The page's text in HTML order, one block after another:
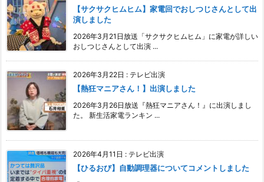
【サクサクヒムヒム】家電回でおしつじさんとして出
演しました
2026年3月21日放送「サクサクヒムヒム」に家電が詳しい
おしつじさんとして出演 ...
2026年3月22日 : テレビ出演
【熱狂マニアさん！】出演しました
2026年3月26日放送『熱狂マニアさん！』に出演しまし
た。 新生活家電ランキン ...
2026年4月11日 : テレビ出演
【ひるおび】自動調理器についてコメントしました